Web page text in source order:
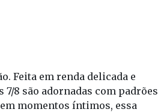
Feita em renda delicada e
8 são adornadas com padrões
momentos íntimos, essa